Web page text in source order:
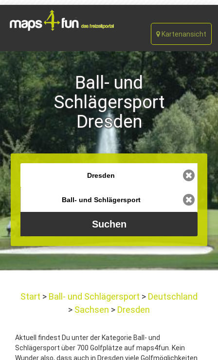
Kartenansicht
Ball- und
Schlägersport
Dresden
Start Ball- und Schlägersport
Deutschland
Sachsen
Dresden
Aktuell findest Du unter der Kategorie Ball- und
Schlägersport über 700 Golfplätze auf maps4fun. Kein
Wunder also, dass auch in Dresden viele Golfmöglichkeiten